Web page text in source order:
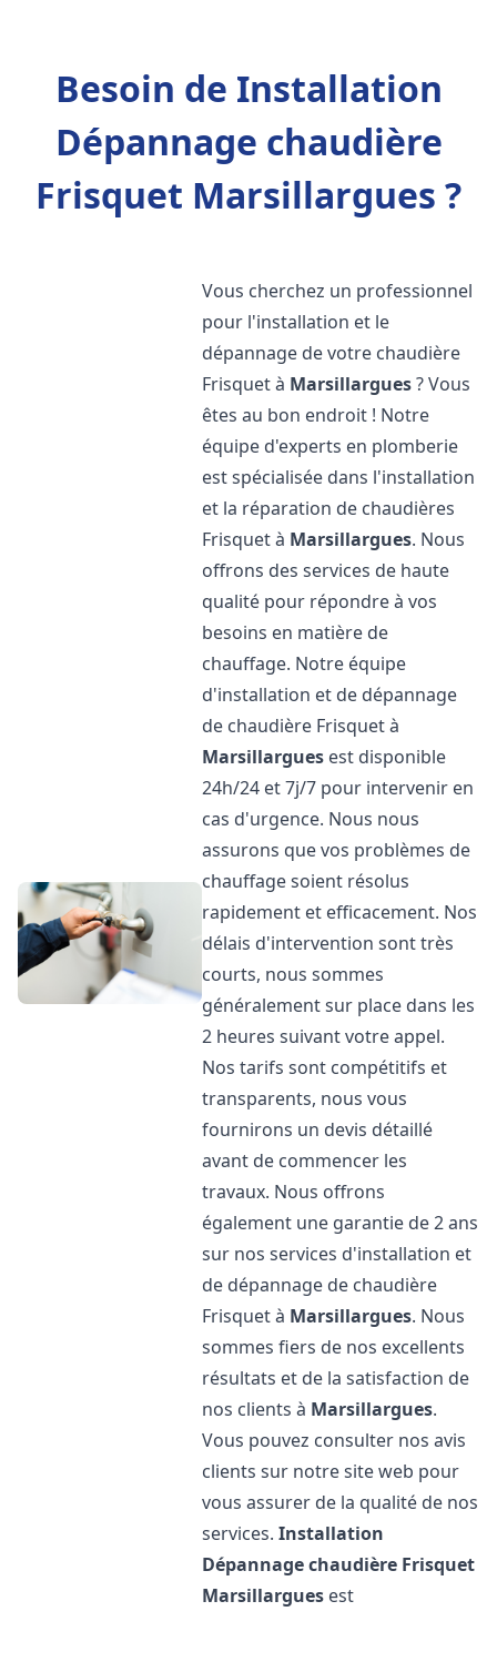
Besoin de Installation
Dépannage chaudière
Frisquet Marsillargues ?
Vous cherchez un professionnel
pour l'installation et le
dépannage de votre chaudière
Frisquet à Marsillargues? Vous
êtes au bon endroit ! Notre
équipe d'experts en plomberie
est spécialisée dans l'installation
et la réparation de chaudières
Frisquet à Marsillargues. Nous
offrons des services de haute
qualité pour répondre à vos
besoins en matière de
chauffage. Notre équipe
d'installation et de dépannage
de chaudière Frisquet à
Marsillargues est disponible
24h/24 et 7j/7 pour intervenir en
cas d'urgence. Nous nous
assurons que vos problèmes de
chauffage soient résolus
rapidement et efficacement. Nos
délais d'intervention sont très
courts, nous sommes
généralement sur place dans les
2 heures suivant votre appel.
Nos tarifs sont compétitifs et
transparents, nous vous
fournirons un devis détaillé
avant de commencer les
travaux. Nous offrons
également une garantie de 2 ans
sur nos services d'installation et
de dépannage de chaudière
Frisquet à Marsillargues. Nous
sommes fiers de nos excellents
résultats et de la satisfaction de
nos clients à Marsillargues.
Vous pouvez consulter nos avis
clients sur notre site web pour
vous assurer de la qualité de nos
services.Installation
Dépannage chaudière Frisquet
Marsillargues est